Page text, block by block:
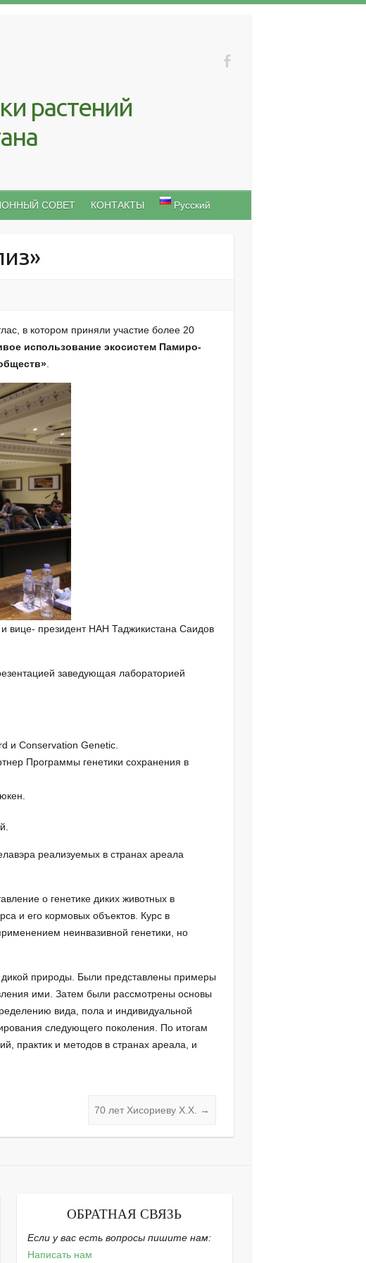
растений
СОВЕТ КОНТАКТЫ Русский
в котором приняли участие более 20
использование экосистем Памиро-
.
вице- президент НАН Таджикистана Саидов
заведующая лабораторией
и Conservation Genetic.
Программы генетики сохранения в
реализуемых в странах ареала
о генетике диких животных в
и его кормовых объектов. Курс в
неинвазивной генетики, но
дикой природы. Были представлены примеры
ими. Затем были рассмотрены основы
вида, пола и индивидуальной
следующего поколения. По итогам
практик и методов в странах ареала, и
70 лет Хисориеву Х.Х. →
ОБРАТНАЯ СВЯЗЬ
Если у вас есть вопросы пишите нам:
Написать нам